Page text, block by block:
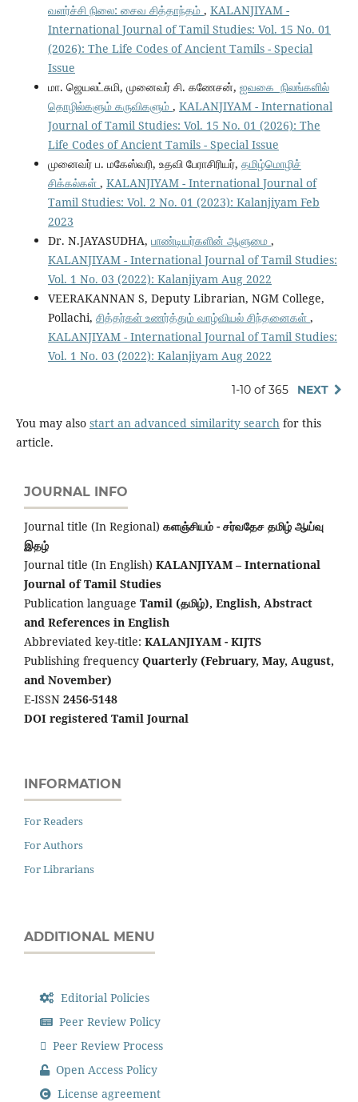
வளர்ச்சி நிலை: சைவ சித்தாந்தம் , KALANJIYAM -
International Journal of Tamil Studies: Vol. 15 No. 01
(2026): The Life Codes of Ancient Tamils - Special
Issue
மா. ஜெயலட்சுமி, முனைவர் சி. கணேசன், ஐவகை நிலங்களில்
தொழில்களும் கருவிகளும் , KALANJIYAM - International
Journal of Tamil Studies: Vol. 15 No. 01 (2026): The
Life Codes of Ancient Tamils - Special Issue
முனைவர் ப. மகேஸ்வரி, உதவி பேராசிரியர், தமிழ்மொழிச்
சிக்கல்கள் , KALANJIYAM - International Journal of
Tamil Studies: Vol. 2 No. 01 (2023): Kalanjiyam Feb
2023
Dr. N.JAYASUDHA, பாண்டியர்களின் ஆளுமை ,
KALANJIYAM - International Journal of Tamil Studies:
Vol. 1 No. 03 (2022): Kalanjiyam Aug 2022
VEERAKANNAN S, Deputy Librarian, NGM College,
Pollachi, சித்தர்கள் உணர்த்தும் வாழ்வியல் சிந்தனைகள் ,
KALANJIYAM - International Journal of Tamil Studies:
Vol. 1 No. 03 (2022): Kalanjiyam Aug 2022
1-10 of 365 NEXT
You may also start an advanced similarity searchfor this
article.
JOURNAL INFO
Journal title (In Regional) களஞ்சியம் - சர்வதேச தமிழ் ஆய்வு
இதழ்
Journal title (In English) KALANJIYAM – International
Journal of Tamil Studies
Publication language Tamil (தமிழ்), English, Abstract
and References in English
Abbreviated key-title: KALANJIYAM - KIJTS
Publishing frequency Quarterly (February, May, August,
and November)
E-ISSN 2456-5148
DOI registered Tamil Journal
INFORMATION
For Readers
For Authors
For Librarians
ADDITIONAL MENU
Editorial Policies
Peer Review Policy
Peer Review Process
Open Access Policy
License agreement